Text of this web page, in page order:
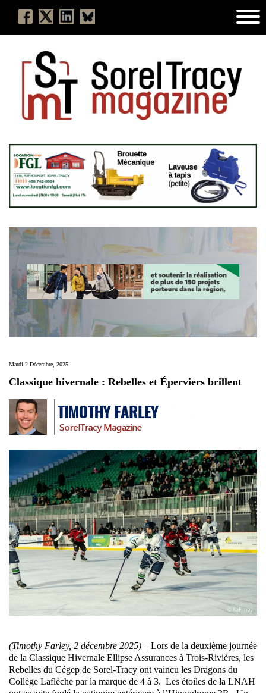
Mardi 2 Décembre, 2025
Classique hivernale : Rebelles et Éperviers brillent
(Timothy Farley, 2 décembre 2025) – Lors de la deuxième journée
de la Classique Hivernale Ellipse Assurances à Trois-Rivières, les
Rebelles du Cégep de Sorel-Tracy ont vaincu les Dragons du
Collège Laflèche par la marque de 4 à 3. Les étoiles de la LNAH